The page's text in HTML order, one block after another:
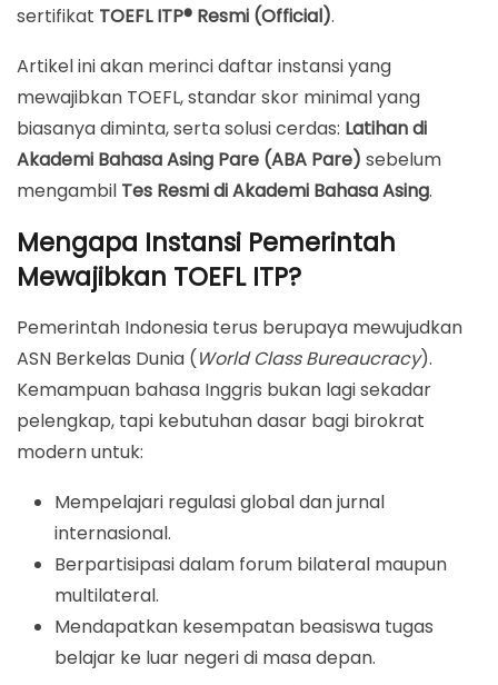
sertifikat TOEFL ITP® Resmi (Official).
Artikel ini akan merinci daftar instansi yang
mewajibkan TOEFL, standar skor minimal yang
biasanya diminta, serta solusi cerdas: Latihan di
Akademi Bahasa Asing Pare (ABA Pare) sebelum
mengambil Tes Resmi di Akademi Bahasa Asing.
Mengapa Instansi Pemerintah
Mewajibkan TOEFL ITP?
Pemerintah Indonesia terus berupaya mewujudkan
ASN Berkelas Dunia (World Class Bureaucracy).
Kemampuan bahasa Inggris bukan lagi sekadar
pelengkap, tapi kebutuhan dasar bagi birokrat
modern untuk:
Mempelajari regulasi global dan jurnal
internasional.
Berpartisipasi dalam forum bilateral maupun
multilateral.
Mendapatkan kesempatan beasiswa tugas
belajar ke luar negeri di masa depan.